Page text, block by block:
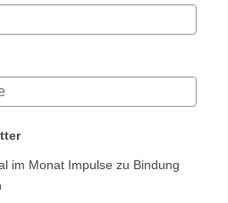
im Monat Impulse zu Bindung